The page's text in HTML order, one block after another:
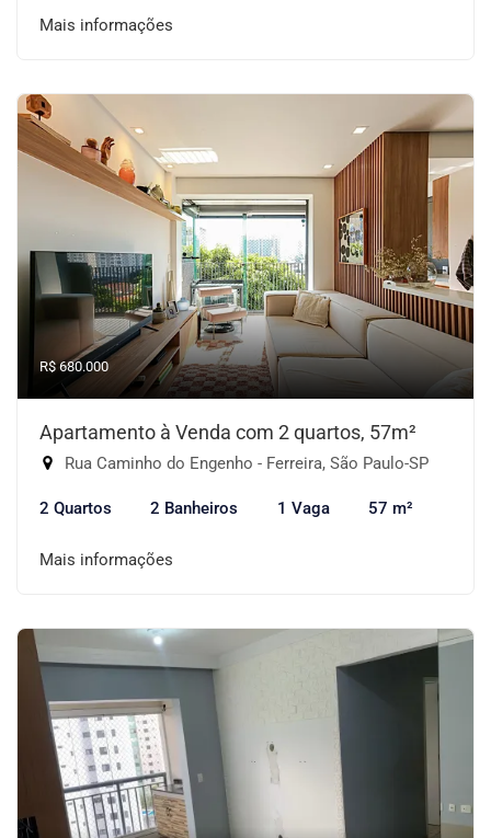
Mais informações
R$ 680.000
Apartamento à Venda com 2 quartos, 57m²
Rua Caminho do Engenho - Ferreira, São Paulo-SP
2 Quartos 2 Banheiros 1 Vaga 57 m²
Mais informações